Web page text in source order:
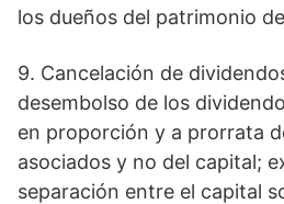
los dueños del patrimonio
9. Cancelación de
desembolso de los
en proporción y a prorrata
asociados y no del capital;
separación entre el capital